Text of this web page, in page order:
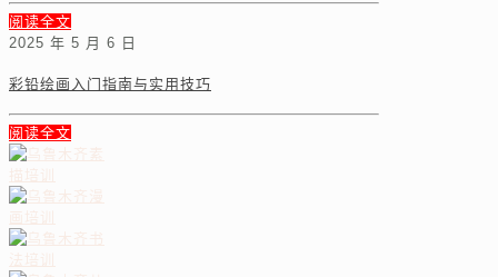
阅读全文
2025 年 5 月 6 日
彩铅绘画入门指南与实用技巧
阅读全文